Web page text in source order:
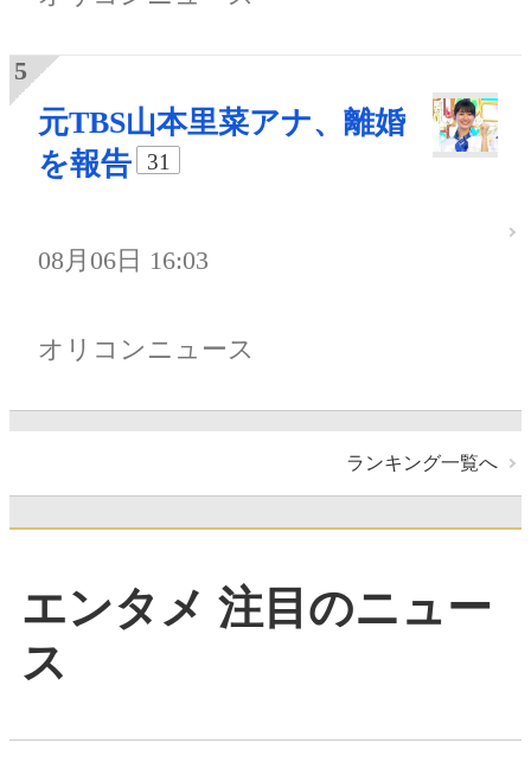
元TBS山本里菜アナ、離婚
を報告
31
08月06日 16:03
オリコンニュース
ランキング一覧へ
エンタメ 注目のニュー
ス